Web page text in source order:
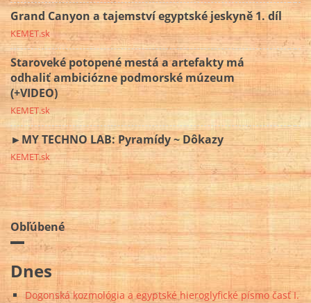
Grand Canyon a tajemství egyptské jeskyně 1. díl
KEMET.sk
Staroveké potopené mestá a artefakty má
odhaliť ambiciózne podmorské múzeum
(+VIDEO)
KEMET.sk
►MY TECHNO LAB: Pyramídy ~ Dôkazy
KEMET.sk
Obľúbené
Dnes
Dogonská kozmológia a egyptské hieroglyfické písmo časť I.